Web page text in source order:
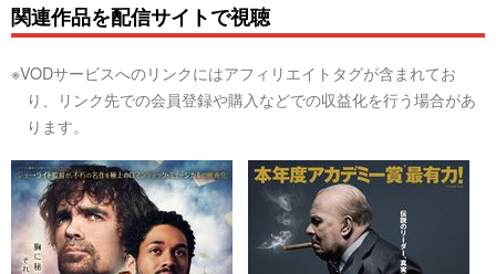
関連作品を配信サイトで視聴
※VODサービスへのリンクにはアフィリエイトタグが含まれてお
り、リンク先での会員登録や購入などでの収益化を行う場合があ
ります。